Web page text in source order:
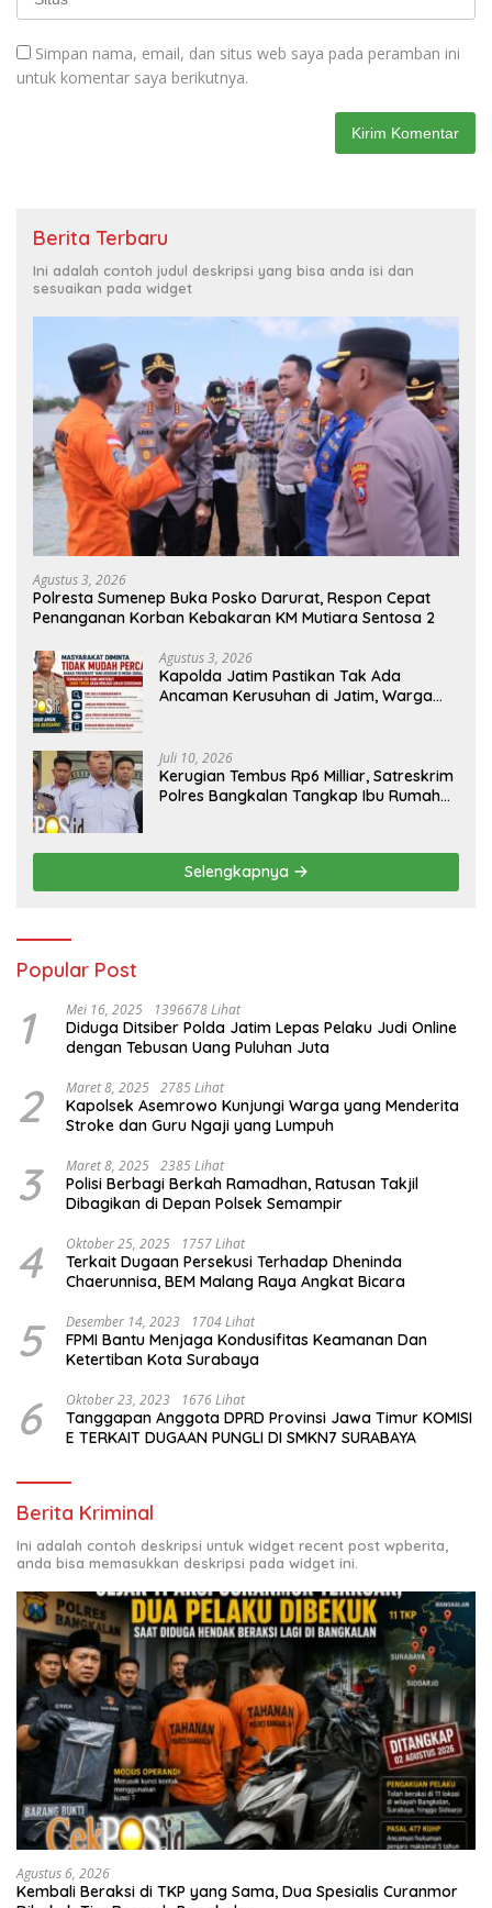
Simpan nama, email, dan situs web saya pada peramban ini
untuk komentar saya berikutnya.
Berita Terbaru
Ini adalah contoh judul deskripsi yang bisa anda isi dan
sesuaikan pada widget
Agustus 3, 2026
Polresta Sumenep Buka Posko Darurat, Respon Cepat
Penanganan Korban Kebakaran KM Mutiara Sentosa 2
Agustus 3, 2026
Kapolda Jatim Pastikan Tak Ada
Ancaman Kerusuhan di Jatim, Warga
Juli 10, 2026
Kerugian Tembus Rp6 Milliar, Satreskrim
Polres Bangkalan Tangkap Ibu Rumah
Selengkapnya
Popular Post
1 Mei 16, 2025 1396678 Lihat
Diduga Ditsiber Polda Jatim Lepas Pelaku Judi Online
dengan Tebusan Uang Puluhan Juta
2 Maret 8, 2025 2785 Lihat
Kapolsek Asemrowo Kunjungi Warga yang Menderita
Stroke dan Guru Ngaji yang Lumpuh
3 Maret 8, 2025 2385 Lihat
Polisi Berbagi Berkah Ramadhan, Ratusan Takjil
Dibagikan di Depan Polsek Semampir
4 Oktober 25, 2025 1757 Lihat
Terkait Dugaan Persekusi Terhadap Dheninda
Chaerunnisa, BEM Malang Raya Angkat Bicara
5 Desember 14, 2023 1704 Lihat
FPMI Bantu Menjaga Kondusifitas Keamanan Dan
Ketertiban Kota Surabaya
6 Oktober 23, 2023 1676 Lihat
Tanggapan Anggota DPRD Provinsi Jawa Timur KOMISI
E TERKAIT DUGAAN PUNGLI DI SMKN7 SURABAYA
Berita Kriminal
Ini adalah contoh deskripsi untuk widget recent post wpberita,
anda bisa memasukkan deskripsi pada widget ini.
Agustus 6, 2026
Kembali Beraksi di TKP yang Sama, Dua Spesialis Curanmor